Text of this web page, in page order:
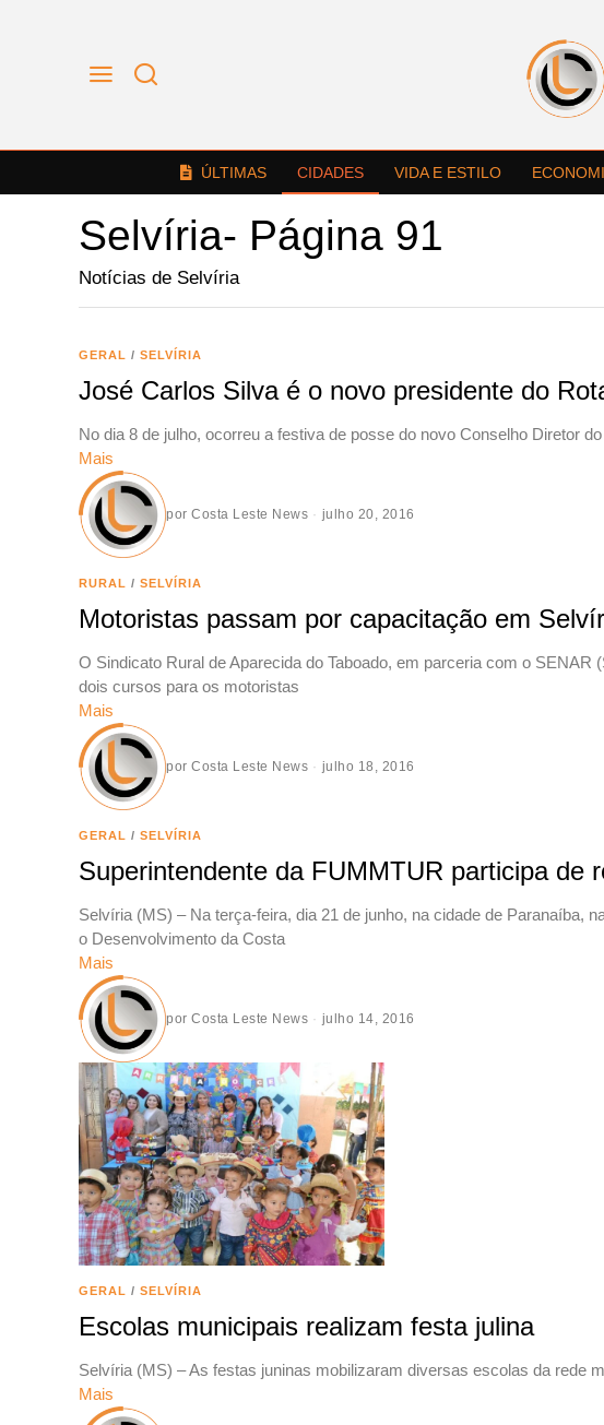
ÚLTIMAS CIDADES VIDA E ESTILO
Selvíria- Página 91
Notícias de Selvíria
GERAL / SELVÍRIA
José Carlos Silva é o novo presidente do
No dia 8 de julho, ocorreu a festiva de posse do novo Conselho Diretor
Mais
por Costa Leste News julho 20, 2016
RURAL / SELVÍRIA
Motoristas passam por capacitação em
O Sindicato Rural de Aparecida do Taboado, em parceria com o
dois cursos para os motoristas
Mais
por Costa Leste News julho 18, 2016
GERAL / SELVÍRIA
Superintendente da FUMMTUR participa de
Selvíria (MS) – Na terça-feira, dia 21 de junho, na cidade de Paranaíba,
o Desenvolvimento da Costa
Mais
por Costa Leste News julho 14, 2016
GERAL / SELVÍRIA
Escolas municipais realizam festa julina
Selvíria (MS) – As festas juninas mobilizaram diversas escolas da rede
Mais